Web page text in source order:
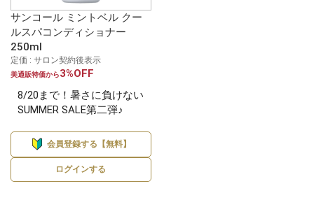
サンコール ミントベル クー
ルスパコンディショナー
250ml
定価 : サロン契約後表示
美通販特価から3%OFF
8/20まで！暑さに負けない
SUMMER SALE第二弾♪
会員登録する【無料】
ログインする